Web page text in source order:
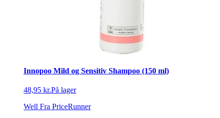
Innopoo Mild og Sensitiv Shampoo (150 ml)
48,95 kr.På lager
Well Fra PriceRunner